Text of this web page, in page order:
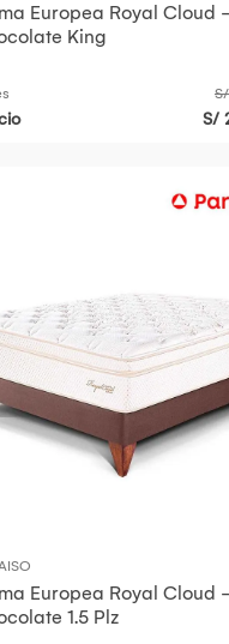
Europea Royal Cloud -
King
S/
Europea Royal Cloud -
1.5 Plz